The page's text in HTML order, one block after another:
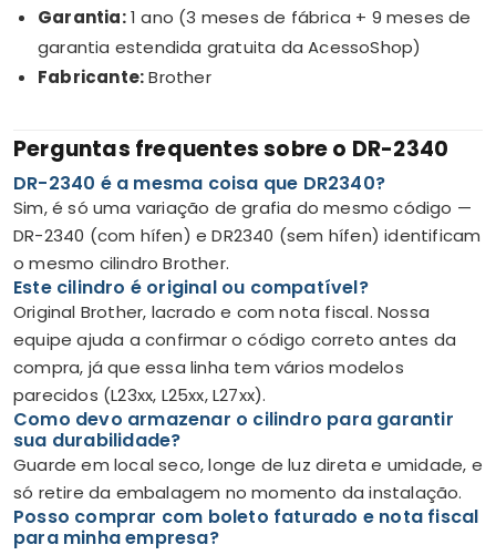
Garantia:1 ano (3 meses de fábrica + 9 meses de
garantia estendida gratuita da AcessoShop)
Fabricante:Brother
Perguntas frequentes sobre o DR-2340
DR-2340 é a mesma coisa que DR2340?
Sim, é só uma variação de grafia do mesmo código —
DR-2340 (com hífen) e DR2340 (sem hífen) identificam
o mesmo cilindro Brother.
Este cilindro é original ou compatível?
Original Brother, lacrado e com nota fiscal. Nossa
equipe ajuda a confirmar o código correto antes da
compra, já que essa linha tem vários modelos
parecidos (L23xx, L25xx, L27xx).
Como devo armazenar o cilindro para garantir
sua durabilidade?
Guarde em local seco, longe de luz direta e umidade, e
só retire da embalagem no momento da instalação.
Posso comprar com boleto faturado e nota fiscal
para minha empresa?